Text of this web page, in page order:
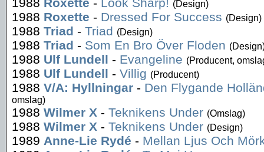
(Design)
1988 Roxette - Dressed For Success (Design)
1988 Triad - Triad (Design)
1988 Triad - Som En Bro Över Floden
1988 Ulf Lundell - Evangeline (Producent,
1988 Ulf Lundell - Villig (Producent)
1988 V/A: Hyllningar - Den Flygande
omslag)
1988 Wilmer X - Teknikens Under (Omslag)
1988 Wilmer X - Teknikens Under (Design)
1989 Anne-Lie Rydé - Mellan Ljus Och